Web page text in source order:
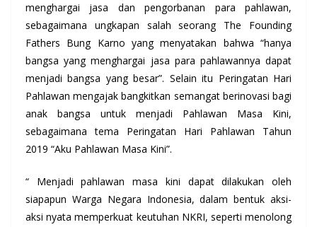
menghargai jasa dan pengorbanan para pahlawan,
sebagaimana ungkapan salah seorang The Founding
Fathers Bung Karno yang menyatakan bahwa “hanya
bangsa yang menghargai jasa para pahlawannya dapat
menjadi bangsa yang besar”. Selain itu Peringatan Hari
Pahlawan mengajak bangkitkan semangat berinovasi bagi
anak bangsa untuk menjadi Pahlawan Masa Kini,
sebagaimana tema Peringatan Hari Pahlawan Tahun
2019 “Aku Pahlawan Masa Kini”.
“ Menjadi pahlawan masa kini dapat dilakukan oleh
siapapun Warga Negara Indonesia, dalam bentuk aksi-
aksi nyata memperkuat keutuhan NKRI, seperti menolong